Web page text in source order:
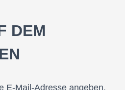
DEM
E-Mail-Adresse angeben.